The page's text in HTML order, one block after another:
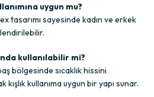
uygun mu?
tasarımı sayesinde kadın ve erkek
kullanılabilir mi?
bölgesinde sıcaklık hissini
kullanıma uygun bir yapı sunar.